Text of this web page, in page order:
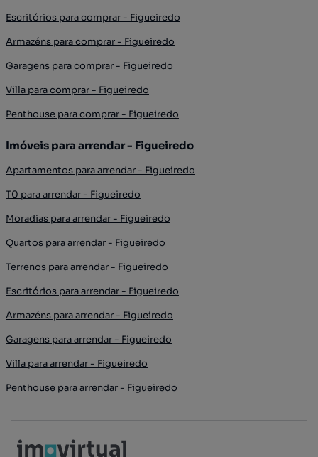
Escritórios para comprar - Figueiredo
Armazéns para comprar - Figueiredo
Garagens para comprar - Figueiredo
Villa para comprar - Figueiredo
Penthouse para comprar - Figueiredo
Imóveis para arrendar - Figueiredo
Apartamentos para arrendar - Figueiredo
T0 para arrendar - Figueiredo
Moradias para arrendar - Figueiredo
Quartos para arrendar - Figueiredo
Terrenos para arrendar - Figueiredo
Escritórios para arrendar - Figueiredo
Armazéns para arrendar - Figueiredo
Garagens para arrendar - Figueiredo
Villa para arrendar - Figueiredo
Penthouse para arrendar - Figueiredo